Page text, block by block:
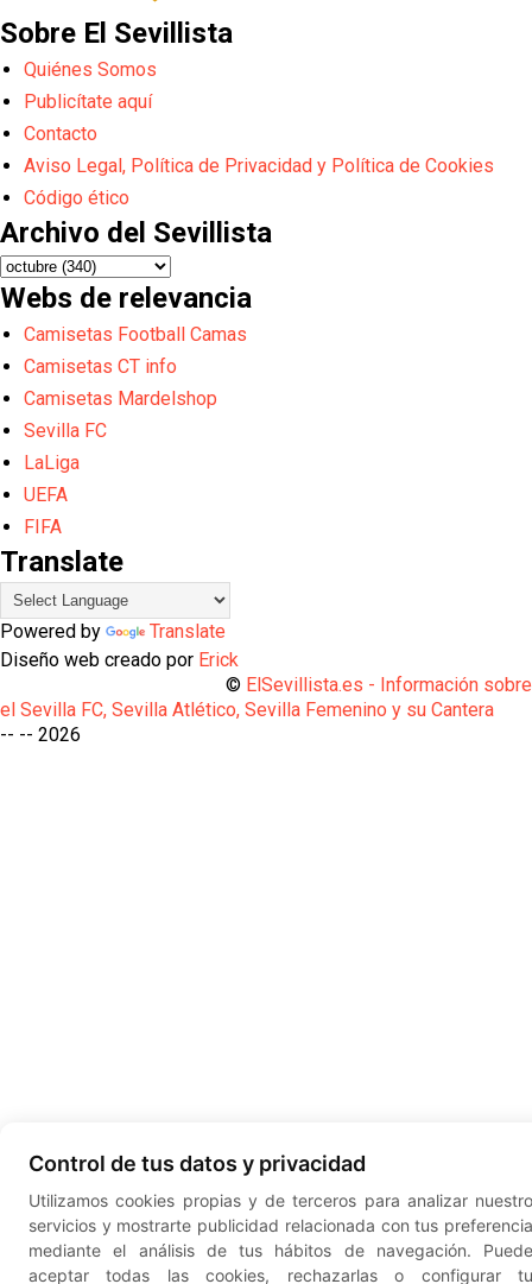
Sobre El Sevillista
Quiénes Somos
Publicítate aquí
Contacto
Aviso Legal, Política de Privacidad y Política de Cookies
Código ético
Archivo del Sevillista
Webs de relevancia
Camisetas Football Camas
Camisetas CT info
Camisetas Mardelshop
Sevilla FC
LaLiga
UEFA
FIFA
Translate
Powered by
Translate
Diseño web creado por Erick
© ElSevillista.es - Información sobre
el Sevilla FC, Sevilla Atlético, Sevilla Femenino y su Cantera
-- --
Control de tus datos y privacidad
Utilizamos cookies propias y de terceros para analizar
servicios y mostrarte publicidad relacionada con tus
mediante el análisis de tus hábitos de navegación.
aceptar todas las cookies, rechazarlas o configurar
2026